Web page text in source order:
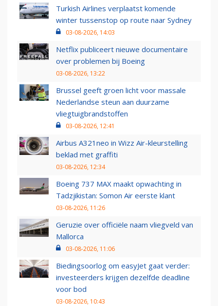
Turkish Airlines verplaatst komende
winter tussenstop op route naar Sydney
03-08-2026, 14:03
Netflix publiceert nieuwe documentaire
over problemen bij Boeing
03-08-2026, 13:22
Brussel geeft groen licht voor massale
Nederlandse steun aan duurzame
vliegtuigbrandstoffen
03-08-2026, 12:41
Airbus A321neo in Wizz Air-kleurstelling
beklad met graffiti
03-08-2026, 12:34
Boeing 737 MAX maakt opwachting in
Tadzjikistan: Somon Air eerste klant
03-08-2026, 11:26
Geruzie over officiële naam vliegveld van
Mallorca
03-08-2026, 11:06
Biedingsoorlog om easyJet gaat verder:
investeerders krijgen dezelfde deadline
voor bod
03-08-2026, 10:43